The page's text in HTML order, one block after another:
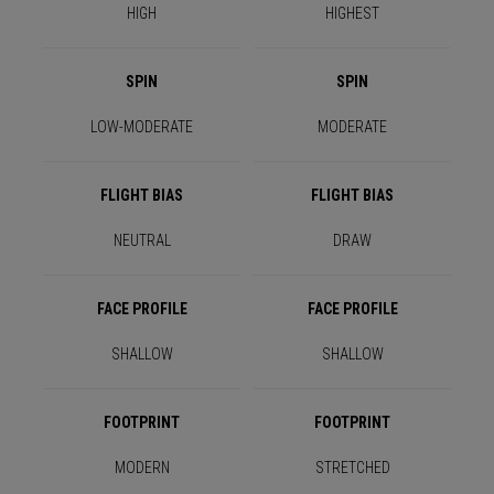
HIGH HIGHEST
SPIN SPIN
LOW-MODERATE MODERATE
FLIGHT BIAS FLIGHT BIAS
NEUTRAL DRAW
FACE PROFILE FACE PROFILE
SHALLOW SHALLOW
FOOTPRINT FOOTPRINT
MODERN STRETCHED